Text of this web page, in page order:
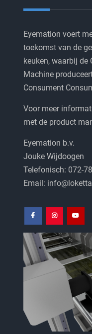
Eyemation voert
toekomst van de
keuken, waarbij de
Machine
Consument
Voor meer
met de product
Eyemation b.v.
Jouke Wijdoogen
Telefonisch: 072-
Email: